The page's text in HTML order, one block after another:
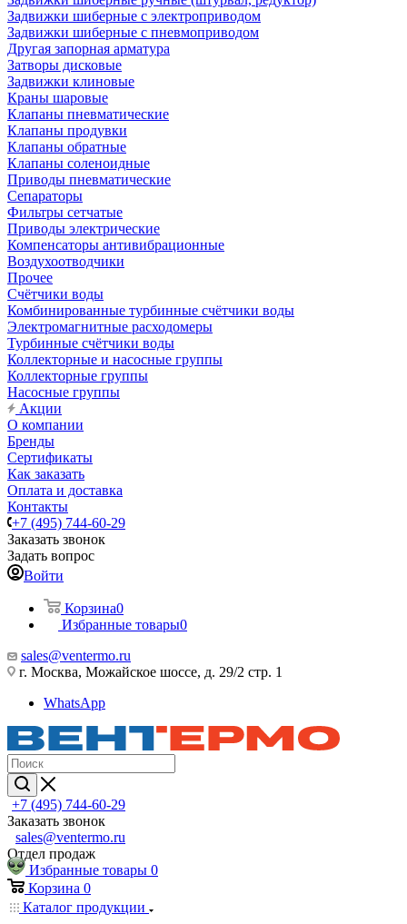
Задвижки шиберные с электроприводом
Задвижки шиберные с пневмоприводом
Другая запорная арматура
Затворы дисковые
Задвижки клиновые
Краны шаровые
Клапаны пневматические
Клапаны продувки
Клапаны обратные
Клапаны соленоидные
Приводы пневматические
Сепараторы
Фильтры сетчатые
Приводы электрические
Компенсаторы антивибрационные
Воздухоотводчики
Прочее
Счётчики воды
Комбинированные турбинные счётчики воды
Электромагнитные расходомеры
Турбинные счётчики воды
Коллекторные и насосные группы
Коллекторные группы
Насосные группы
Акции
О компании
Бренды
Сертификаты
Как заказать
Оплата и доставка
Контакты
+7 (495) 744-60-29
Заказать звонок
Задать вопрос
Войти
Корзина0
Избранные товары0
sales@ventermo.ru
г. Москва, Можайское шоссе, д. 29/2 стр. 1
WhatsApp
+7 (495) 744-60-29
Заказать звонок
sales@ventermo.ru
Отдел продаж
Избранные товары 0
Корзина 0
Каталог продукции